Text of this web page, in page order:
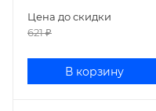
Цена до скидки
621₽
В корзину